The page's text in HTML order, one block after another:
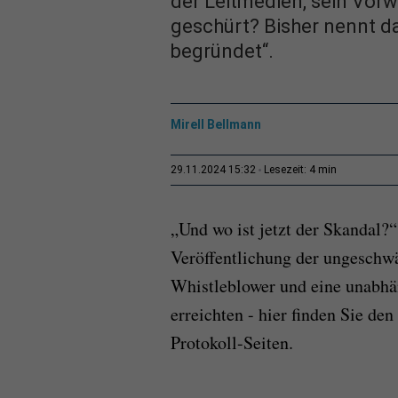
geschürt? Bisher nennt
begründet“.
Mirell Bellmann
29.11.2024 15:32 Lesezeit: 4 min
„Und wo ist jetzt der
Veröffentlichung der
Whistleblower und eine
erreichten - hier finden Sie den
Protokoll-Seiten.